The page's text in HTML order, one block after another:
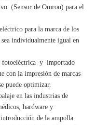
(Sensor de Omron) para el
para la marca de los
individualmente igual en
fotoeléctrica y importado
con la impresión de marcas
puede optimizar.
en las industrias de
hardware y
de la ampolla